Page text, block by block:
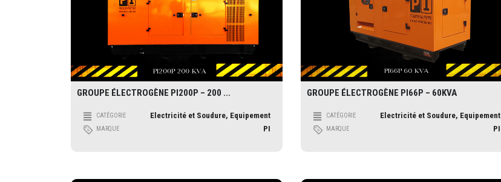
GROUPE ÉLECTROGÈNE PI200P – 200 ...
CATÉGORIE Electricité et Soudure, Equipement
MARQUE PI
GROUPE ÉLECTROGÈNE PI66P – 60KVA
CATÉGORIE Electricité et Soudure, Equipement
MARQUE PI